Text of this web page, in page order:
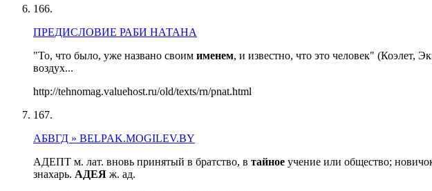
166.
ПРЕДИСЛОВИЕ РАБИ НАТАНА
"То, что было, уже названо своим именем, и известно, что это человек" (Коэлет,
воздух...
http://tehnomag.valuehost.ru/old/texts/rn/pnat.html
167.
АБВГД » BELPAK.MOGILEV.BY
АДЕПТ м. лат. вновь принятый в братство, в тайное учение или общество;
знахарь. АДЕЯ ж. ад.